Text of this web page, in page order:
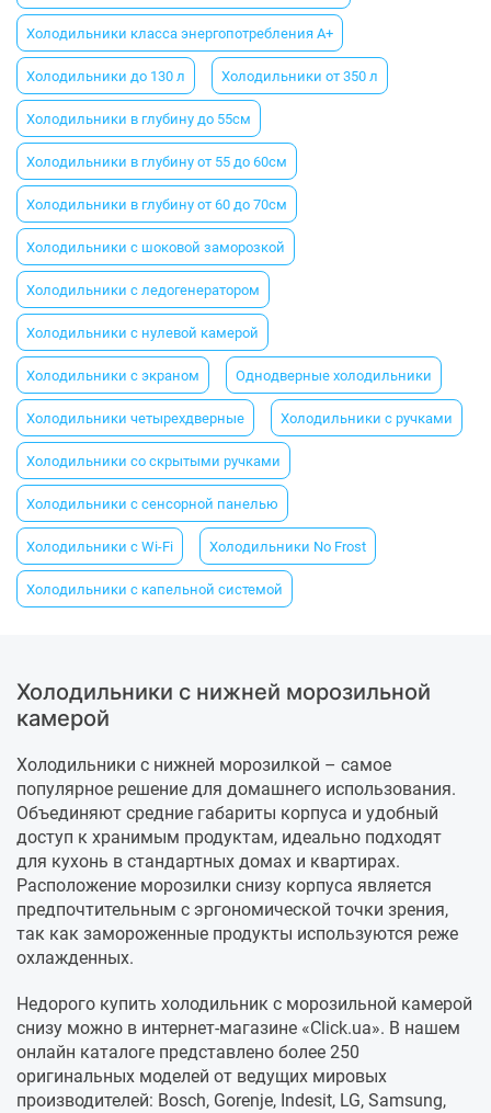
Холодильники класса энергопотребления A+
Холодильники до 130 л Холодильники от 350 л
Холодильники в глубину до 55см
Холодильники в глубину от 55 до 60см
Холодильники в глубину от 60 до 70см
Холодильники с шоковой заморозкой
Холодильники с ледогенератором
Холодильники с нулевой камерой
Холодильники с экраном Однодверные холодильники
Холодильники четырехдверные Холодильники с ручками
Холодильники со скрытыми ручками
Холодильники с сенсорной панелью
Холодильники с Wi-Fi Холодильники No Frost
Холодильники с капельной системой
Холодильники с нижней морозильной
камерой
Холодильники с нижней морозилкой – самое
популярное решение для домашнего использования.
Объединяют средние габариты корпуса и удобный
доступ к хранимым продуктам, идеально подходят
для кухонь в стандартных домах и квартирах.
Расположение морозилки снизу корпуса является
предпочтительным с эргономической точки зрения,
так как замороженные продукты используются реже
охлажденных.
Недорого купить холодильник с морозильной камерой
снизу можно в интернет-магазине «Click.ua». В нашем
онлайн каталоге представлено более 250
оригинальных моделей от ведущих мировых
производителей: Bosch, Gorenje, Indesit, LG, Samsung,